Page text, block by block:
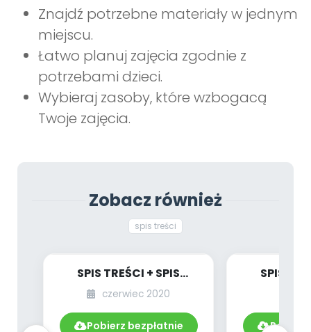
Znajdź potrzebne materiały w jednym
miejscu.
Łatwo planuj zajęcia zgodnie z
potrzebami dzieci.
Wybieraj zasoby, które wzbogacą
Twoje zajęcia.
Zobacz również
spis treści
SPIS TREŚCI + SPIS
POMOCY
DYDAKTYCZNYCH
06.225/2020
czerwiec 2020
Pobierz bezpłatnie
SPIS
Pobierz